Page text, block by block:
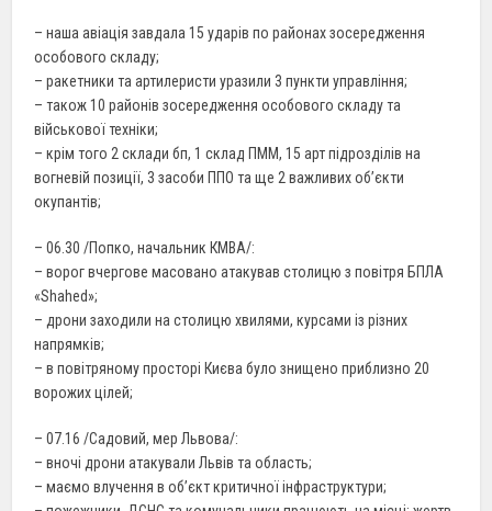
– наша авіація завдала 15 ударів по районах зосередження
особового складу;
– ракетники та артилеристи уразили 3 пункти управління;
– також 10 районів зосередження особового складу та
військової техніки;
– крім того 2 склади бп, 1 склад ПММ, 15 арт підрозділів на
вогневій позиції, 3 засоби ППО та ще 2 важливих об’єкти
окупантів;
– 06.30 /Попко, начальник КМВА/:
– ворог вчергове масовано атакував столицю з повітря БПЛА
«Shahed»;
– дрони заходили на столицю хвилями, курсами із різних
напрямків;
– в повітряному просторі Києва було знищено приблизно 20
ворожих цілей;
– 07.16 /Садовий, мер Львова/:
– вночі дрони атакували Львів та область;
– маємо влучення в обʼєкт критичної інфраструктури;